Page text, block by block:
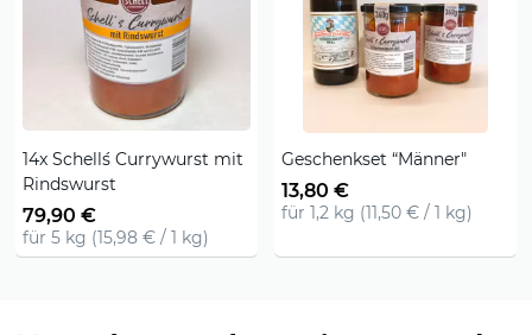
14x Schell´s Currywurst mit
Rindswurst
79,90 €
für 5 kg (15,98 € / 1 kg)
Geschenkset “Männer"
13,80 €
für 1,2 kg (11,50 € / 1 kg)